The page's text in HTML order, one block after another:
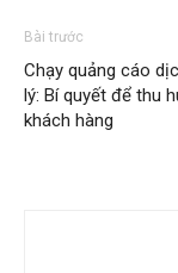
Bài trước
Chạy quảng cáo
lý: Bí quyết để thu
khách hàng